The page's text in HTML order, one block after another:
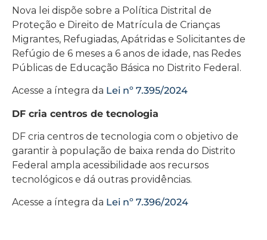
Nova lei dispõe sobre a Política Distrital de
Proteção e Direito de Matrícula de Crianças
Migrantes, Refugiadas, Apátridas e Solicitantes de
Refúgio de 6 meses a 6 anos de idade, nas Redes
Públicas de Educação Básica no Distrito Federal.
Acesse a íntegra da Lei nº 7.395/2024
DF cria centros de tecnologia
DF cria centros de tecnologia com o objetivo de
garantir à população de baixa renda do Distrito
Federal ampla acessibilidade aos recursos
tecnológicos e dá outras providências.
Acesse a íntegra da Lei nº 7.396/2024